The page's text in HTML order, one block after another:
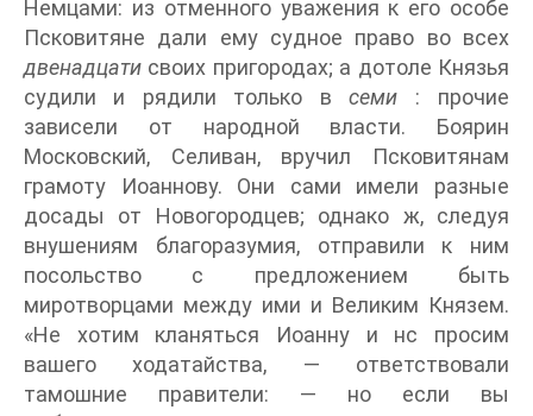
Немцами: из отменного уважения к его особе
Псковитяне дали ему судное право во всех
двенадцати своих пригородах; а дотоле Князья
судили и рядили только в семи : прочие
зависели от народной власти. Боярин
Московский, Селиван, вручил Псковитянам
грамоту Иоаннову. Они сами имели разные
досады от Новогородцев; однако ж, следуя
внушениям благоразумия, отправили к ним
посольство с предложением быть
миротворцами между ими и Великим Князем.
«Не хотим кланяться Иоанну и нс просим
вашего ходатайства, — ответствовали
тамошние правители: — но если вы